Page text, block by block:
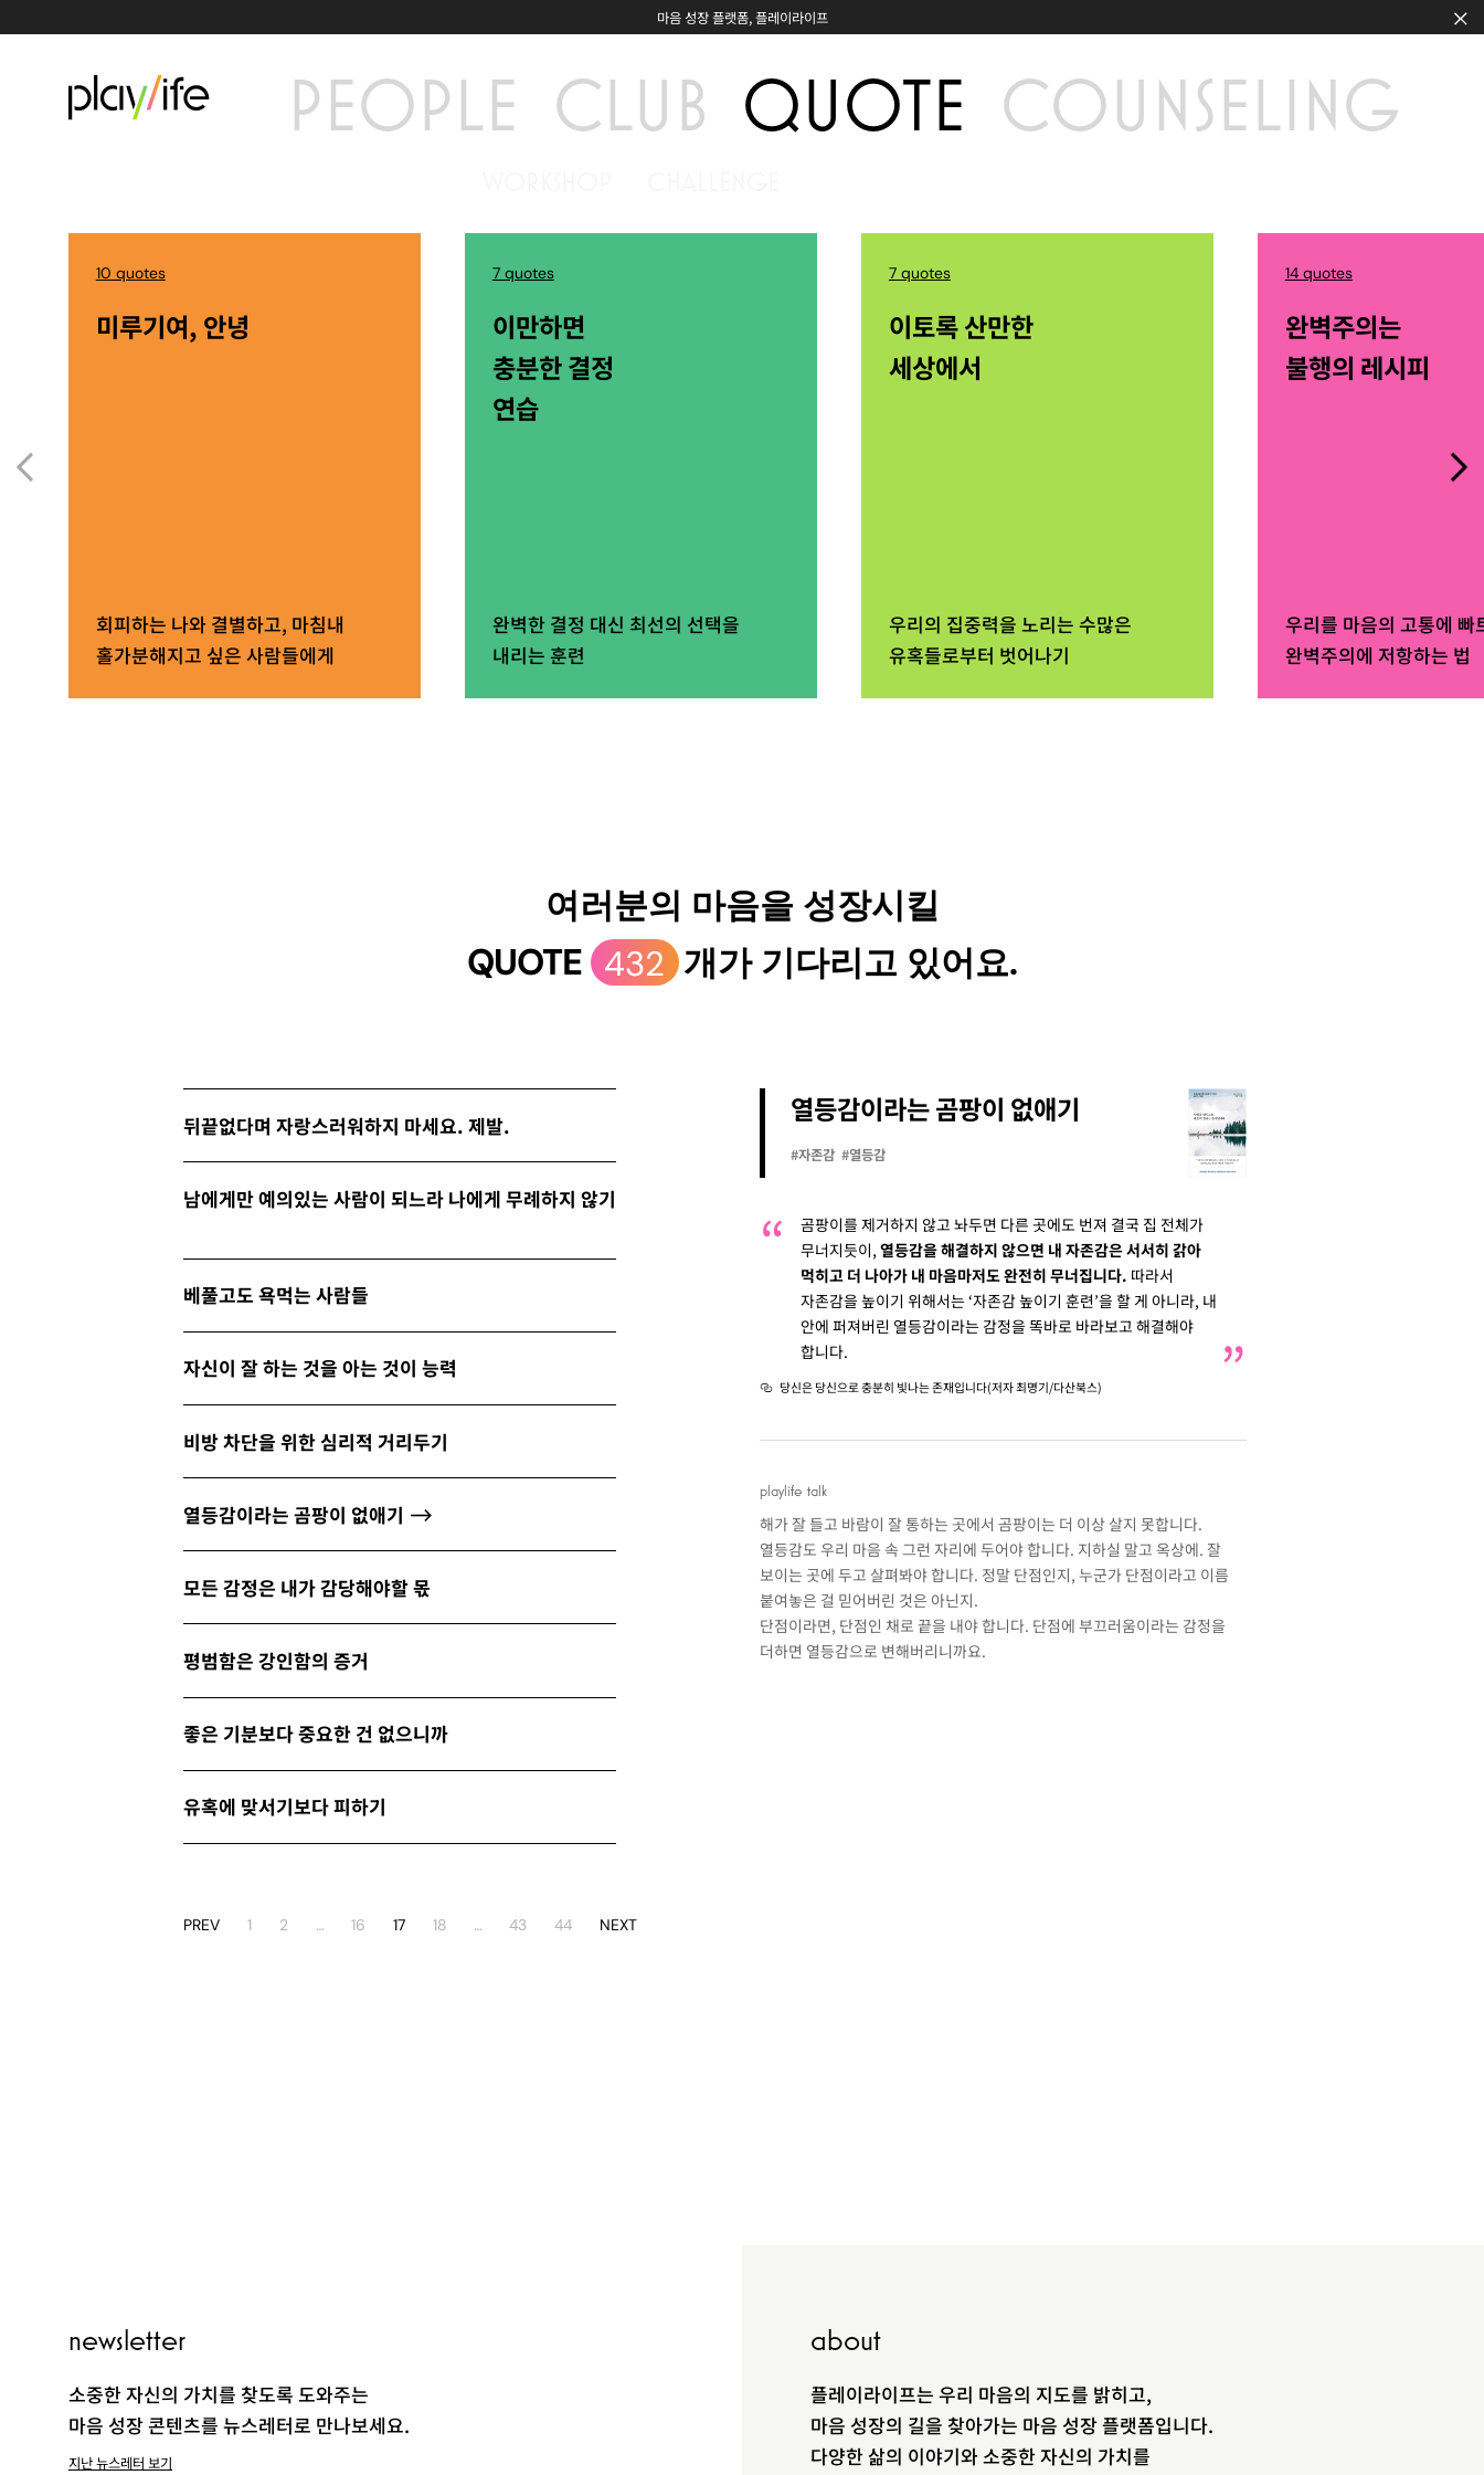
마음 성장 플랫폼, 플레이라이프
PEOPLE CLUB QUOTE COUNSELING
PEOPLE
CLUB
newsletter
10 quotes
미루기여, 안녕
회피하는 나와 결별하고, 마침내
홀가분해지고 싶은 사람들에게
7 quotes
이만하면
충분한 결정
연습
완벽한 결정 대신 최선의 선택을
내리는 훈련
7 quotes
이토록 산만한
세상에서
우리의 집중력을 노리는 수많은
유혹들로부터 벗어나기
14 quotes
완벽주의는
불행의 레시피
우리를 마음의 고통에 빠
완벽주의에 저항하는 법
여러분의 마음을 성장시킬
QUOTE 432 개가 기다리고 있어요.
뒤끝없다며 자랑스러워하지 마세요. 제발.
남에게만 예의있는 사람이 되느라 나에게 무례하지 않기
베풀고도 욕먹는 사람들
자신이 잘 하는 것을 아는 것이 능력
비방 차단을 위한 심리적 거리두기
열등감이라는 곰팡이 없애기
모든 감정은 내가 감당해야할 몫
평범함은 강인함의 증거
좋은 기분보다 중요한 건 없으니까
유혹에 맞서기보다 피하기
열등감이라는 곰팡이 없애기
#자존감 #열등감
곰팡이를 제거하지 않고 놔두면 다른 곳에도 번져 결국 집 전체가
무너지듯이, 열등감을 해결하지 않으면 내 자존감은 서서히 갉아
먹히고 더 나아가 내 마음마저도 완전히 무너집니다. 따라서
자존감을 높이기 위해서는 ‘자존감 높이기 훈련’을 할 게 아니라, 내
안에 퍼져버린 열등감이라는 감정을 똑바로 바라보고 해결해야
합니다.
당신은 당신으로 충분히 빛나는 존재입니다(저자 최명기/다산북스)
playlife talk
해가 잘 들고 바람이 잘 통하는 곳에서 곰팡이는 더 이상 살지 못합니다.
열등감도 우리 마음 속 그런 자리에 두어야 합니다. 지하실 말고 옥상에. 잘
보이는 곳에 두고 살펴봐야 합니다. 정말 단점인지, 누군가 단점이라고 이름
붙여놓은 걸 믿어버린 것은 아닌지.
단점이라면, 단점인 채로 끝을 내야 합니다. 단점에 부끄러움이라는 감정을
더하면 열등감으로 변해버리니까요.
PREV 1 2 … 16 17 18 … 43 44 NEXT
newsletter
소중한 자신의 가치를 찾도록 도와주는
마음 성장 콘텐츠를 뉴스레터로 만나보세요.
지난 뉴스레터 보기
about
플레이라이프는 우리 마음의 지도를 밝히고,
마음 성장의 길을 찾아가는 마음 성장 플랫폼입니다.
다양한 삶의 이야기와 소중한 자신의 가치를